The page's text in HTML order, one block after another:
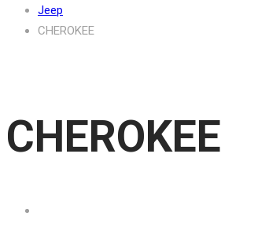
Jeep
CHEROKEE
CHEROKEE